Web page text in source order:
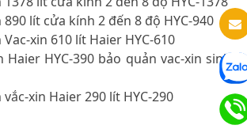
lít cửa kính 2 đến 8 độ HYC-940
xin 610 lít Haier HYC-610
Haier HYC-390 bảo quản vac-xin sinh
xin Haier 290 lít HYC-290